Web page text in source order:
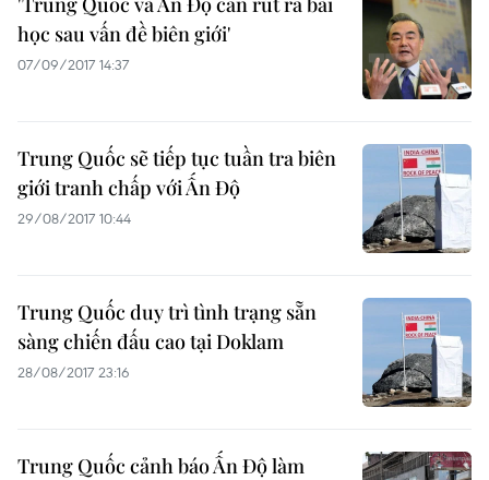
học sau vấn đề biên giới'
07/09/2017 14:37
Trung Quốc sẽ tiếp tục tuần tra biên
giới tranh chấp với Ấn Độ
29/08/2017 10:44
Trung Quốc duy trì tình trạng sẵn
sàng chiến đấu cao tại Doklam
28/08/2017 23:16
Trung Quốc cảnh báo Ấn Độ làm